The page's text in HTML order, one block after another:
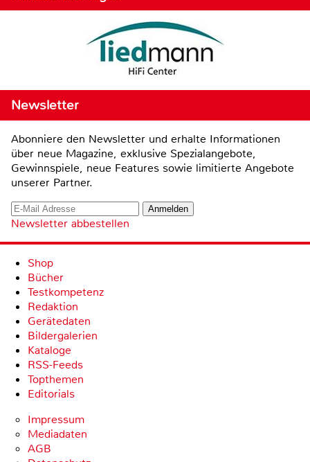
Newsletter
Abonniere den Newsletter und erhalte Informationen
über neue Magazine, exklusive Spezialangebote,
Gewinnspiele, neue Features sowie limitierte Angebote
unserer Partner.
Newsletter abbestellen
Shop
Bücher
Testkompetenz
Redaktion
Gerätedaten
Bildergalerien
Kataloge
RSS-Feeds
Topthemen
Editorials
Impressum
Mediadaten
AGB